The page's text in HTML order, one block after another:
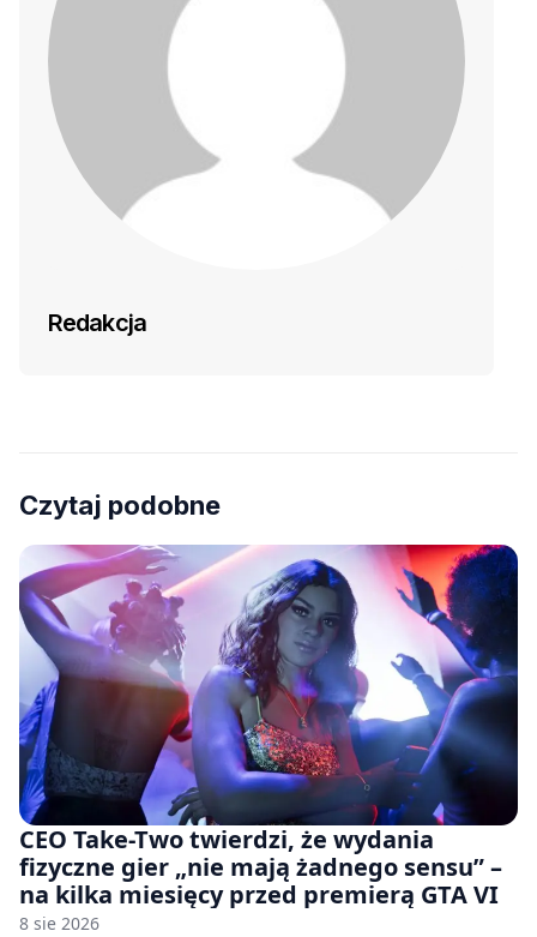
Redakcja
Czytaj podobne
CEO Take-Two twierdzi, że wydania
fizyczne gier „nie mają żadnego sensu” –
na kilka miesięcy przed premierą GTA VI
8 sie 2026